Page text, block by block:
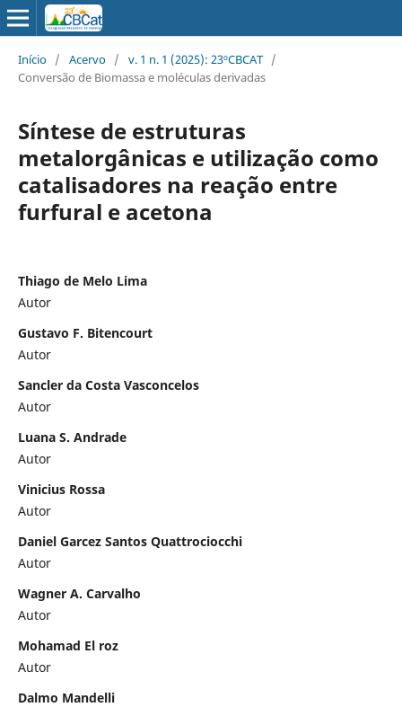
Início / Acervo / v. 1 n. 1 (2025): 23ºCBCAT /
Conversão de Biomassa e moléculas derivadas
Síntese de estruturas
metalorgânicas e utilização como
catalisadores na reação entre
furfural e acetona
Thiago de Melo Lima
Autor
Gustavo F. Bitencourt
Autor
Sancler da Costa Vasconcelos
Autor
Luana S. Andrade
Autor
Vinicius Rossa
Autor
Daniel Garcez Santos Quattrociocchi
Autor
Wagner A. Carvalho
Autor
Mohamad El roz
Autor
Dalmo Mandelli